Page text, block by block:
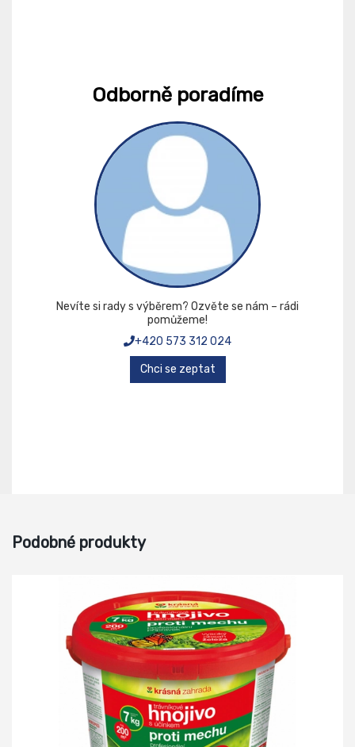
Odborně poradíme
Nevíte si rady s výběrem? Ozvěte se nám – rádi
pomůžeme!
+420 573 312 024
Chci se zeptat
Podobné produkty